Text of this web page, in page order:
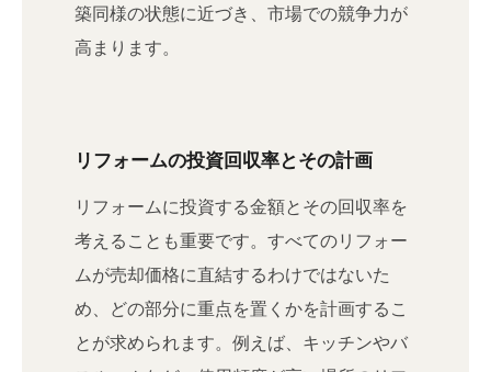
築同様の状態に近づき、市場での競争力が
高まります。
リフォームの投資回収率とその計画
リフォームに投資する金額とその回収率を
考えることも重要です。すべてのリフォー
ムが売却価格に直結するわけではないた
め、どの部分に重点を置くかを計画するこ
とが求められます。例えば、キッチンやバ